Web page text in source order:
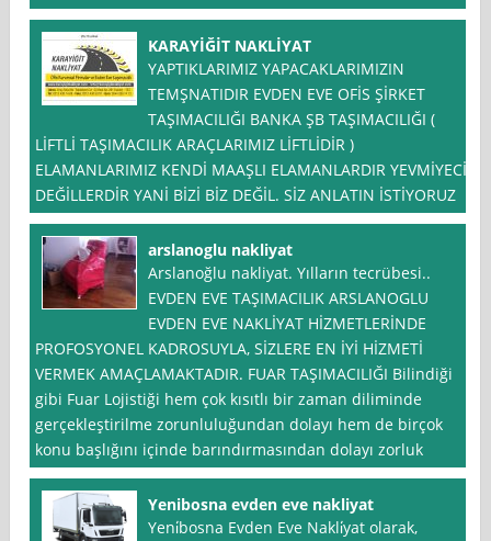
KARAYİĞİT NAKLİYAT
YAPTIKLARIMIZ YAPACAKLARIMIZIN
TEMŞNATIDIR EVDEN EVE OFİS ŞİRKET
TAŞIMACILIĞI BANKA ŞB TAŞIMACILIĞI (
LİFTLİ TAŞIMACILIK ARAÇLARIMIZ LİFTLİDİR )
ELAMANLARIMIZ KENDİ MAAŞLI ELAMANLARDIR YEVMİYECİ
DEĞİLLERDİR YANİ BİZİ BİZ DEĞİL. SİZ ANLATIN İSTİYORUZ
arslanoglu nakliyat
Arslanoğlu nakliyat. Yılların tecrübesi..
EVDEN EVE TAŞIMACILIK ARSLANOGLU
EVDEN EVE NAKLİYAT HİZMETLERİNDE
PROFOSYONEL KADROSUYLA, SİZLERE EN İYİ HİZMETİ
VERMEK AMAÇLAMAKTADIR. FUAR TAŞIMACILIĞI Bilindiği
gibi Fuar Lojistiği hem çok kısıtlı bir zaman diliminde
gerçekleştirilme zorunluluğundan dolayı hem de birçok
konu başlığını içinde barındırmasından dolayı zorluk
Yenibosna evden eve nakliyat
Yeni̇bosna Evden Eve Nakli̇yat olarak,